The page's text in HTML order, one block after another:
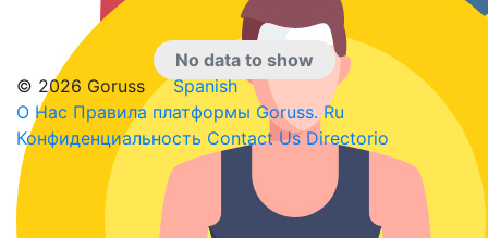
No data to show
© 2026 Goruss
Spanish
О Нас Правила платформы Goruss. Ru
Конфиденциальность Contact UsDirectorio